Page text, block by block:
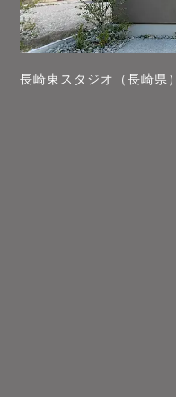
長崎東スタジオ（長崎県）